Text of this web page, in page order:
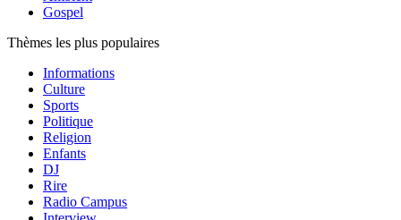
Gospel
Thèmes les plus populaires
Informations
Culture
Sports
Politique
Religion
Enfants
DJ
Rire
Radio Campus